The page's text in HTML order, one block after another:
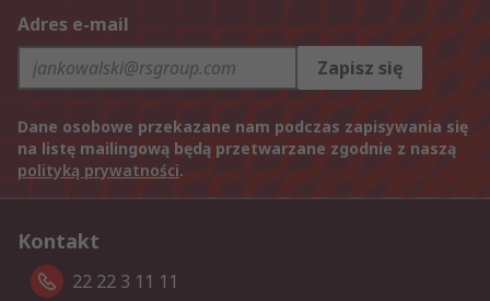
Adres e-mail
Zapisz się
Dane osobowe przekazane nam podczas zapisywania się
na listę mailingową będą przetwarzane zgodnie z naszą
polityką prywatności.
Kontakt
22 22 3 11 11